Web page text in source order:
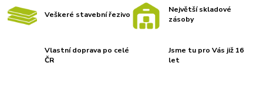
Veškeré stavební řezivo
Největší skladové
zásoby
Vlastní doprava po celé
ČR
Jsme tu pro Vás již 16
let